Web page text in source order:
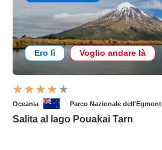
Ero lì Voglio andare là
Oceania Parco Nazionale dell'Egmont
Salita al lago Pouakai Tarn